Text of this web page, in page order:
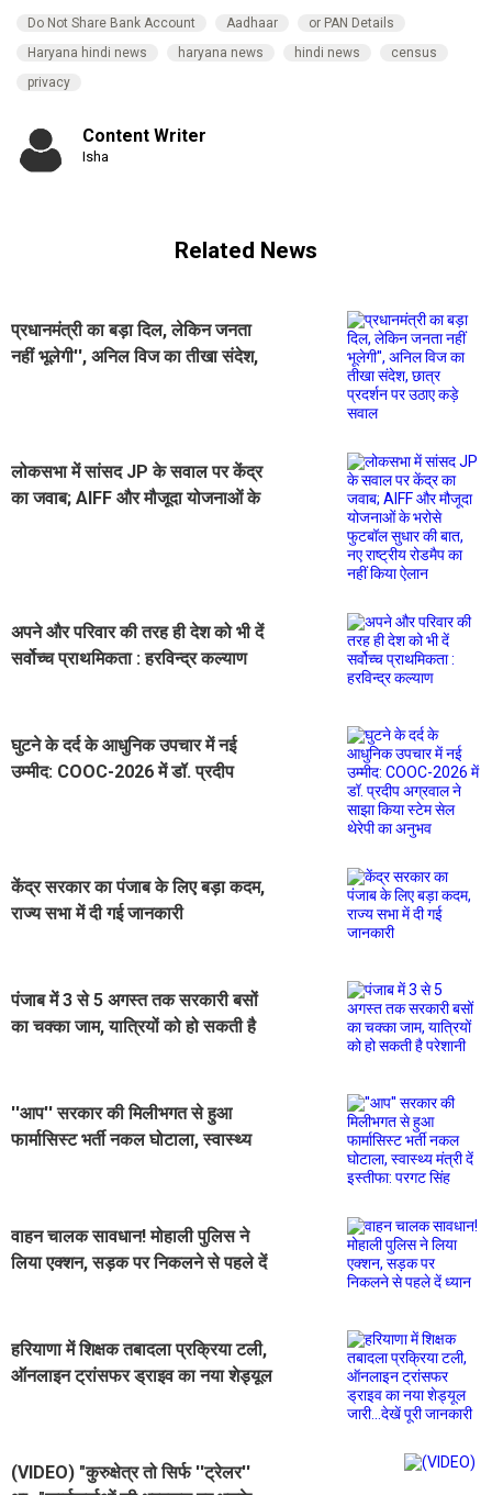
Do Not Share Bank Account Aadhaar
or PAN Details
Haryana hindi news
haryana news hindi news
census
privacy
Content Writer
Isha
Related News
प्रधानमंत्री का बड़ा दिल, लेकिन जनता
नहीं भूलेगी'', अनिल विज का तीखा संदेश,
लोकसभा में सांसद JP के सवाल पर केंद्र
का जवाब; AIFF और मौजूदा योजनाओं के
अपने और परिवार की तरह ही देश को भी दें
सर्वोच्च प्राथमिकता : हरविन्द्र कल्याण
घुटने के दर्द के आधुनिक उपचार में नई
उम्मीद: COOC-2026 में डॉ. प्रदीप
केंद्र सरकार का पंजाब के लिए बड़ा कदम,
राज्य सभा में दी गई जानकारी
पंजाब में 3 से 5 अगस्त तक सरकारी बसों
का चक्का जाम, यात्रियों को हो सकती है
''आप'' सरकार की मिलीभगत से हुआ
फार्मासिस्ट भर्ती नकल घोटाला, स्वास्थ्य
वाहन चालक सावधान! मोहाली पुलिस ने
लिया एक्शन, सड़क पर निकलने से पहले दें
हरियाणा में शिक्षक तबादला प्रक्रिया टली,
ऑनलाइन ट्रांसफर ड्राइव का नया शेड्यूल
(VIDEO) "कुरुक्षेत्र तो सिर्फ ''ट्रेलर''